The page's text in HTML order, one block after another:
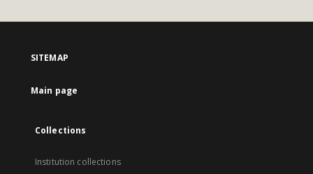
SITEMAP
Main page
Collections
Institution collections